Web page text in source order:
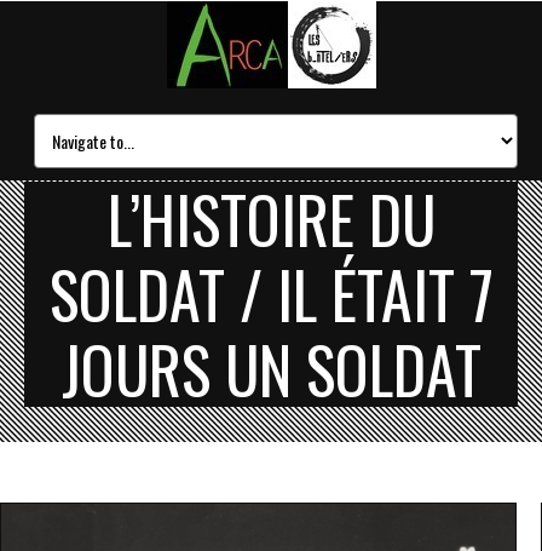
L’HISTOIRE DU
SOLDAT / IL ÉTAIT 7
JOURS UN SOLDAT